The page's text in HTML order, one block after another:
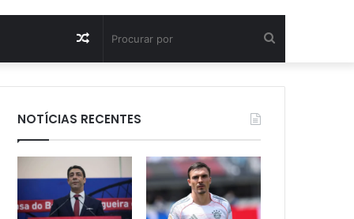
por
Artigo
aleatório
NOTÍCIAS RECENTES